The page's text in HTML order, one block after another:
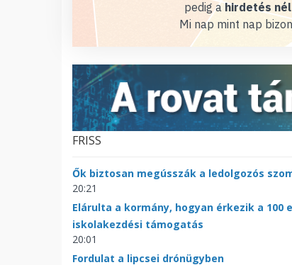
pedig ahirdetés
Mi nap mint nap
FRISS
Ők biztosan megússzák a ledolgozós
20:21
Elárulta a kormány, hogyan érkezik a 100
iskolakezdési támogatás
20:01
Fordulat a lipcsei drónügyben